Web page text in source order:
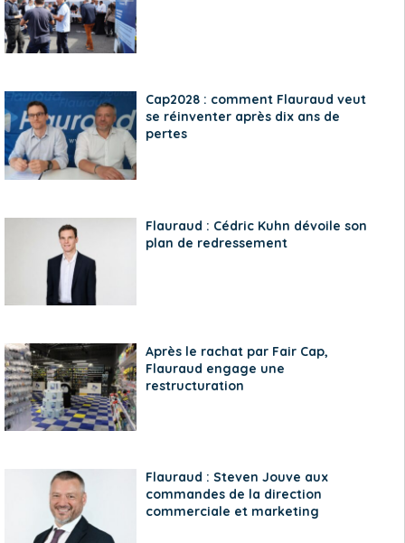
Cap2028 : comment Flauraud veut
se réinventer après dix ans de
pertes
Flauraud : Cédric Kuhn dévoile son
plan de redressement
Après le rachat par Fair Cap,
Flauraud engage une
restructuration
Flauraud : Steven Jouve aux
commandes de la direction
commerciale et marketing